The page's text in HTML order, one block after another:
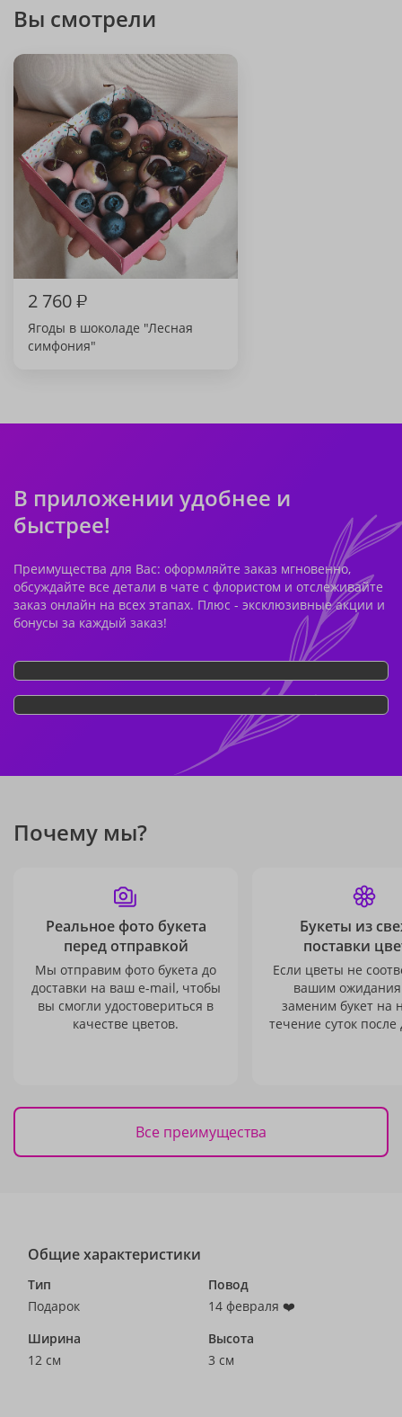
Вы смотрели
2 760₽
Ягоды в шоколаде "Лесная
симфония"
В приложении удобнее и
быстрее!
Преимущества для Вас: оформляйте заказ мгновенно,
обсуждайте все детали в чате с флористом и отслеживайте
заказ онлайн на всех этапах. Плюс - эксклюзивные акции и
бонусы за каждый заказ!
Почему мы?
Реальное фото букета
перед отправкой
Мы отправим фото букета до
доставки на ваш e-mail, чтобы
вы смогли удостовериться в
качестве цветов.
Букеты из
поставки
Если цветы не
вашим
заменим букет на
течение суток после
Все преимущества
Общие характеристики
Тип
Подарок
Повод
14 февраля ❤️
Ширина
12 см
Высота
3 см